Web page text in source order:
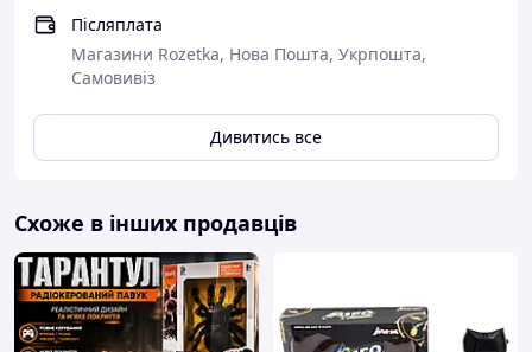
Післяплата
Магазини Rozetka, Нова Пошта, Укрпошта,
Самовивіз
Дивитись все
Схоже в інших продавців